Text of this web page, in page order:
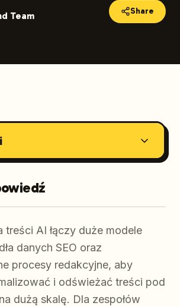
Team Share
treści AI łączy duże modele
danych SEO oraz
procesy redakcyjne, aby
i odświeżać treści pod
dużą skalę. Dla zespołów